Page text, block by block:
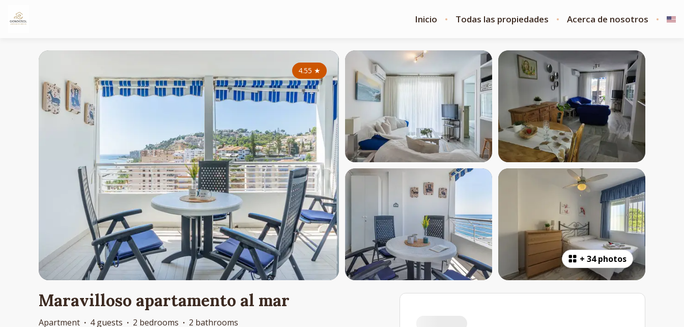
Inicio Todas las propiedades Acerca de nosotros
+ 34 photos
4.55 ★
Maravilloso apartamento al mar
Apartment · 4 guests · 2 bedrooms · 2 bathrooms